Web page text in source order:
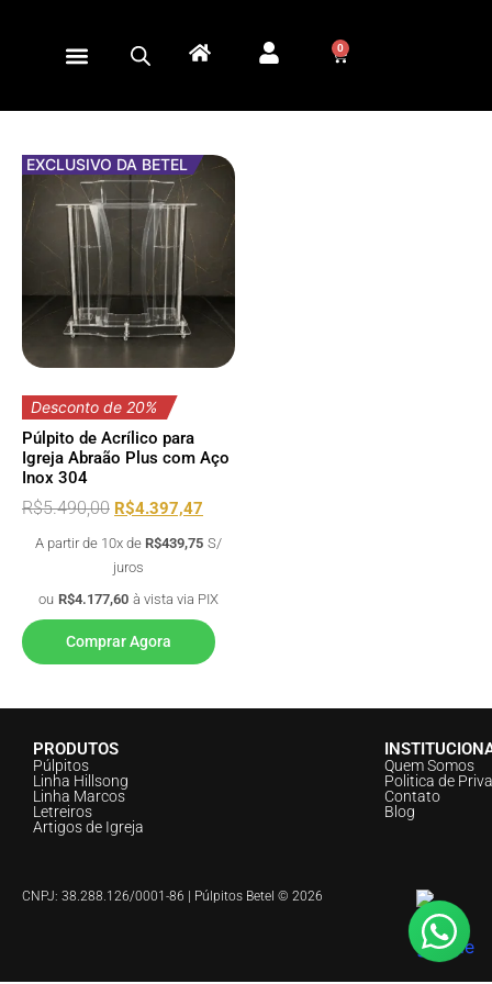
0
EXCLUSIVO DA BETEL
Desconto de 20%
Púlpito de Acrílico para
Igreja Abraão Plus com Aço
Inox 304
R$5.490,00 R$4.397,47
A partir de 10x de R$439,75 S/
juros
ou R$4.177,60 à vista via PIX
Comprar Agora
PRODUTOS
Púlpitos
Linha Hillsong
Linha Marcos
Letreiros
Artigos de Igreja
Quem Somos
Politica de
Contato
Blog
CNPJ: 38.288.126/0001-86 | Púlpitos Betel © 2026